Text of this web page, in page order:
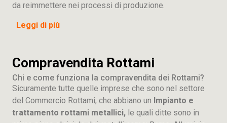
da reimmettere nei processi di produzione.
Leggi di più
Compravendita Rottami
Chi e come funziona la compravendita dei Rottami?
Sicuramente tutte quelle imprese che sono nel settore
del Commercio Rottami, che abbiano un Impianto e
trattamento rottami metallici, le quali ditte sono in